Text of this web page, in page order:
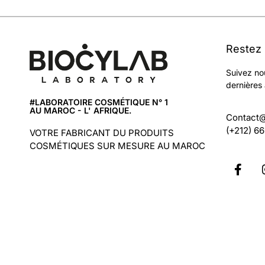
#LABORATOIRE COSMÉTIQUE N° 1
AU MAROC - L' AFRIQUE.
VOTRE FABRICANT DU PRODUITS
COSMÉTIQUES SUR MESURE AU MAROC
Suivez
dernières
(+212)